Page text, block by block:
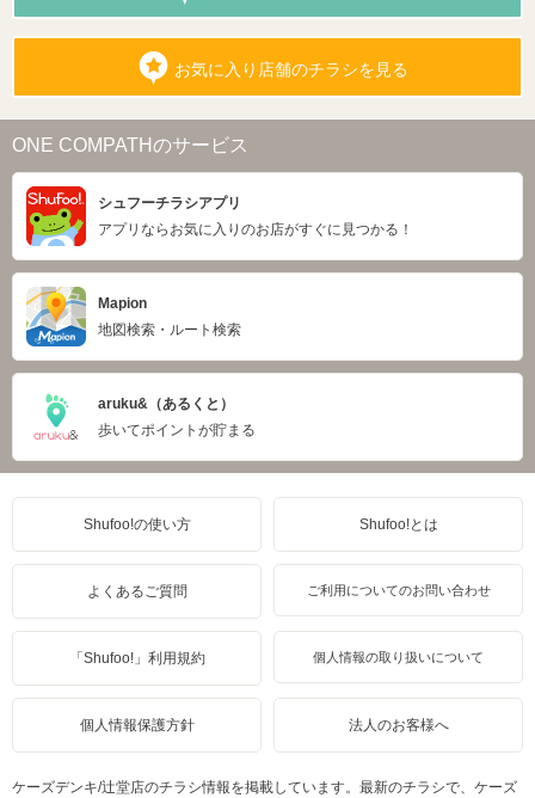
お気に入り店舗のチラシを見る
ONE COMPATHのサービス
シュフーチラシアプリ
アプリならお気に入りのお店がすぐに見つかる！
Mapion
地図検索・ルート検索
aruku&（あるくと）
歩いてポイントが貯まる
Shufoo!の使い方 Shufoo!とは
よくあるご質問 ご利用についてのお問い合わせ
「Shufoo!」利用規約 個人情報の取り扱いについて
個人情報保護方針 法人のお客様へ
ケーズデンキ/辻堂店のチラシ情報を掲載しています。最新のチラシで、ケーズ